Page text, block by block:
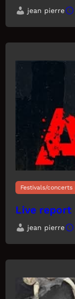
jean pierre
Festivals/concerts
Live report
jean pierre